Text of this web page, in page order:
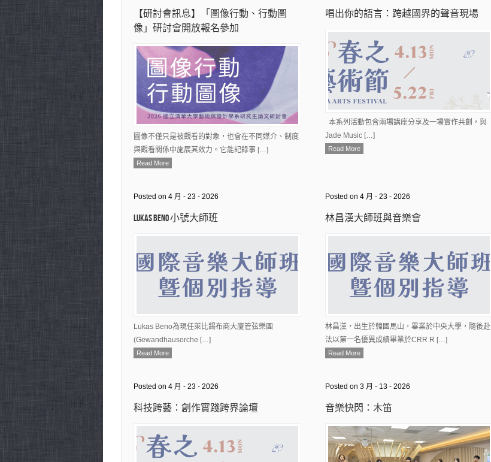
【研討會訊息】「圖像行動、行動圖
像」研討會開放報名參加
圖像不僅只是被觀看的對象，也會在不同媒介、制度
與觀看關係中施展其效力。它能記錄事 […]
Read More
唱出你的語言：跨越國界的聲音現場
本系列活動包含兩場講座分享及一場實作共創，與
Jade Music […]
Read More
Posted on 4 月 - 23 - 2026
Lukas Beno 小號大師班
Lukas Beno為現任萊比錫布商大廈管弦樂團
(Gewandhausorche […]
Read More
Posted on 4 月 - 23 - 2026
林昌漢大師班與音樂會
林昌漢，出生於韓國馬山，畢業於中央大學，隨後赴
法以第一名優異成績畢業於CRR R […]
Read More
Posted on 4 月 - 23 - 2026
科技跨藝：創作實踐跨界論壇
Posted on 3 月 - 13 - 2026
音樂快閃：木笛